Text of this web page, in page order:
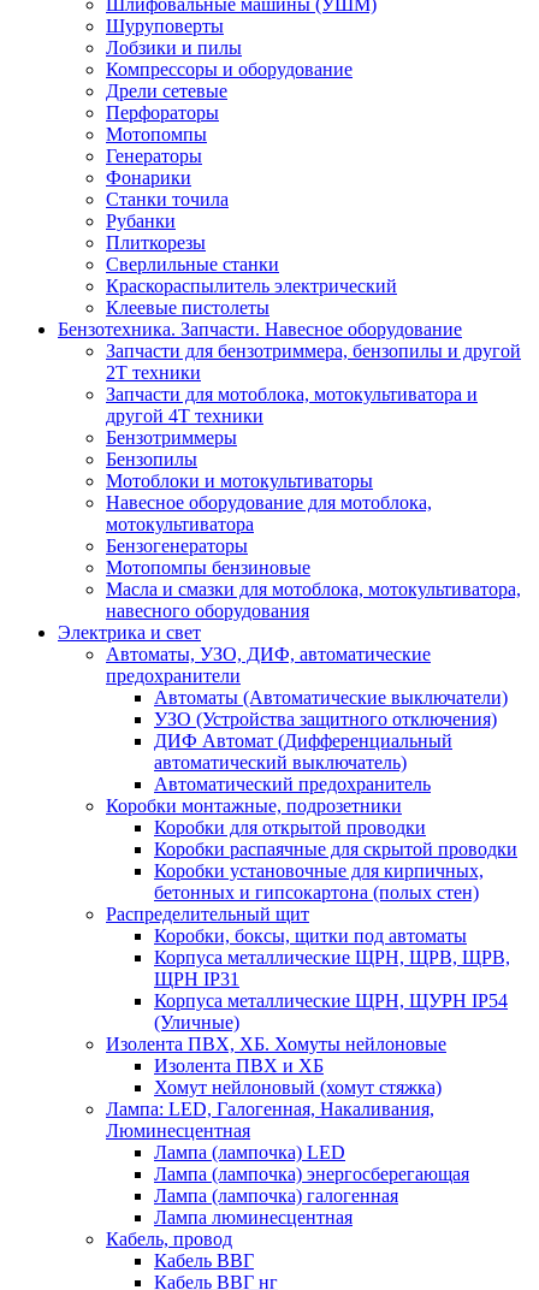
Шлифовальные машины (УШМ)
Шуруповерты
Лобзики и пилы
Компрессоры и оборудование
Дрели сетевые
Перфораторы
Мотопомпы
Генераторы
Фонарики
Станки точила
Рубанки
Плиткорезы
Сверлильные станки
Краскораспылитель электрический
Клеевые пистолеты
Бензотехника. Запчасти. Навесное оборудование
Запчасти для бензотриммера, бензопилы и другой
2Т техники
Запчасти для мотоблока, мотокультиватора и
другой 4Т техники
Бензотриммеры
Бензопилы
Мотоблоки и мотокультиваторы
Навесное оборудование для мотоблока,
мотокультиватора
Бензогенераторы
Мотопомпы бензиновые
Масла и смазки для мотоблока, мотокультиватора,
навесного оборудования
Электрика и свет
Автоматы, УЗО, ДИФ, автоматические
предохранители
Автоматы (Автоматические выключатели)
УЗО (Устройства защитного отключения)
ДИФ Автомат (Дифференциальный
автоматический выключатель)
Автоматический предохранитель
Коробки монтажные, подрозетники
Коробки для открытой проводки
Коробки распаячные для скрытой проводки
Коробки установочные для кирпичных,
бетонных и гипсокартона (полых стен)
Распределительный щит
Коробки, боксы, щитки под автоматы
Корпуса металлические ЩРН, ЩРВ, ЩРВ,
ЩРН IP31
Корпуса металлические ЩРН, ЩУРН IP54
(Уличные)
Изолента ПВХ, ХБ. Хомуты нейлоновые
Изолента ПВХ и ХБ
Хомут нейлоновый (хомут стяжка)
Лампа: LED, Галогенная, Накаливания,
Люминесцентная
Лампа (лампочка) LED
Лампа (лампочка) энергосберегающая
Лампа (лампочка) галогенная
Лампа люминесцентная
Кабель, провод
Кабель ВВГ
Кабель ВВГ нг